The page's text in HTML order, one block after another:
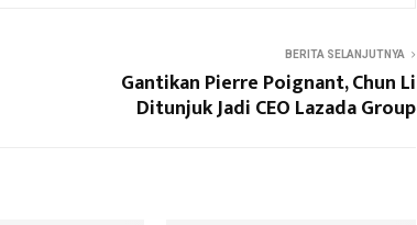
BERITA SELANJUTNYA
Gantikan Pierre Poignant, Chun Li
Ditunjuk Jadi CEO Lazada Group